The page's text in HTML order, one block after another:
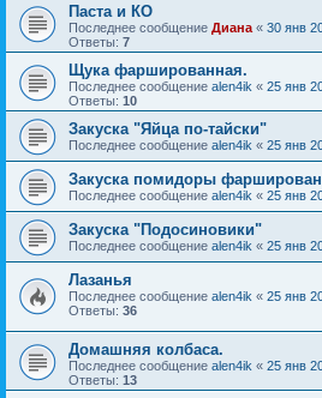
Паста и КО
Последнее сообщение Диана « 30 янв
Ответы: 7
Щука фаршированная.
Последнее сообщение alen4ik « 25 янв
Ответы: 10
Закуска "Яйца по-тайски"
Последнее сообщение alen4ik « 25 янв
Закуска помидоры
Последнее сообщение alen4ik « 25 янв
Закуска "Подосиновики"
Последнее сообщение alen4ik « 25 янв
Лазанья
Последнее сообщение alen4ik « 25 янв
Ответы: 36
Домашняя колбаса.
Последнее сообщение alen4ik « 25 янв
Ответы: 13